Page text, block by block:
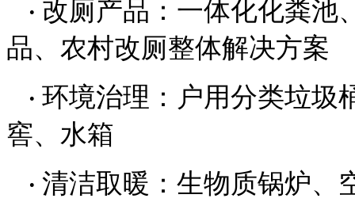
· 改厕产品：一体化化粪池
品、农村改厕整体解决方案
· 环境治理：户用分类垃圾
窖、水箱
· 清洁取暖：生物质锅炉、